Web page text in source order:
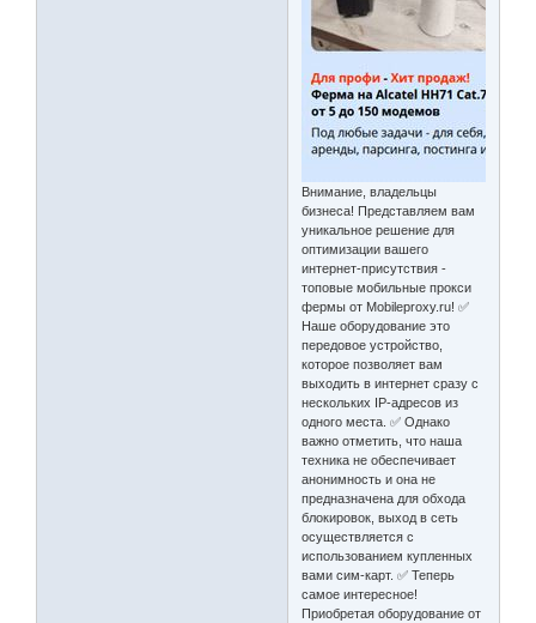
Внимание, владельцы
бизнеса! Представляем вам
уникальное решение для
оптимизации вашего
интернет-присутствия -
топовые мобильные прокси
фермы от Mobileproxy.ru! ✅
Наше оборудование это
передовое устройство,
которое позволяет вам
выходить в интернет сразу с
нескольких IP-адресов из
одного места. ✅ Однако
важно отметить, что наша
техника не обеспечивает
анонимность и она не
предназначена для обхода
блокировок, выход в сеть
осуществляется с
использованием купленных
вами сим-карт. ✅ Теперь
самое интересное!
Приобретая оборудование от